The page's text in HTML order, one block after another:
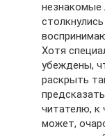
незнакомые
Хотя
убеждены,
раскрыть
читателю, к
может,